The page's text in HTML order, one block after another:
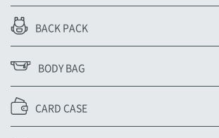
BACK PACK
BODY BAG
CARD CASE